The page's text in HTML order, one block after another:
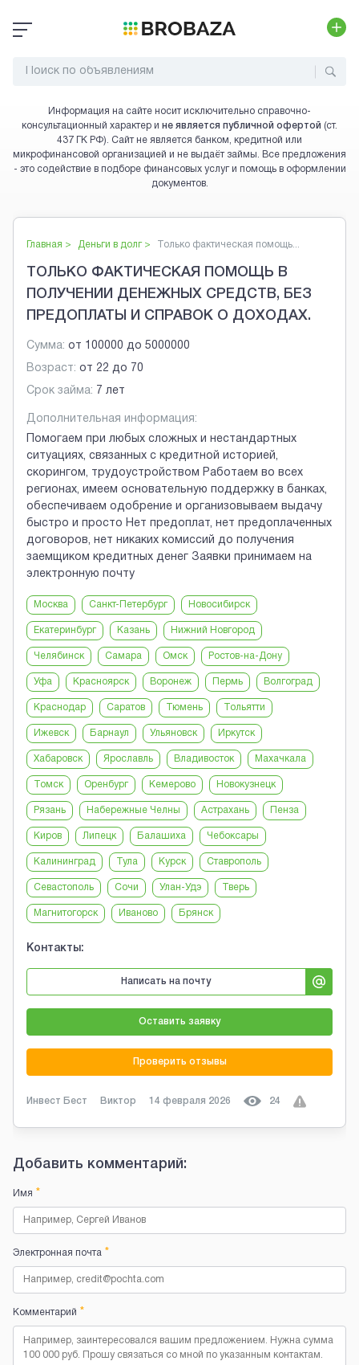
Информация на сайте носит исключительно справочно-
консультационный характер и не является публичной офертой (ст.
437 ГК РФ). Сайт не является банком, кредитной или
микрофинансовой организацией и не выдаёт займы. Все предложения
- это содействие в подборе финансовых услуг и помощь в оформлении
документов.
Главная > Деньги в долг> Только фактическая помощь...
ТОЛЬКО ФАКТИЧЕСКАЯ ПОМОЩЬ В
ПОЛУЧЕНИИ ДЕНЕЖНЫХ СРЕДСТВ, БЕЗ
ПРЕДОПЛАТЫ И СПРАВОК О ДОХОДАХ.
Сумма: от 100000 до 5000000
Возраст: от 22 до 70
Срок займа: 7 лет
Дополнительная информация:
Помогаем при любых сложных и нестандартных
ситуациях, связанных с кредитной историей,
скорингом, трудоустройством Работаем во всех
регионах, имеем основательную поддержку в банках,
обеспечиваем одобрение и организовываем выдачу
быстро и просто Нет предоплат, нет предоплаченных
договоров, нет никаких комиссий до получения
заемщиком кредитных денег Заявки принимаем на
электронную почту
Москва Санкт-Петербург Новосибирск
Екатеринбург Казань Нижний Новгород
Челябинск Самара Омск Ростов-на-Дону
Уфа Красноярск Воронеж Пермь Волгоград
Краснодар Саратов Тюмень Тольятти
Ижевск Барнаул Ульяновск Иркутск
Хабаровск Ярославль Владивосток Махачкала
Томск Оренбург Кемерово Новокузнецк
Рязань Набережные Челны Астрахань Пенза
Киров Липецк Балашиха Чебоксары
Калининград Тула Курск Ставрополь
Севастополь Сочи Улан-Удэ Тверь
Магнитогорск Иваново Брянск
Контакты:
Написать на почту
Оставить заявку
Проверить отзывы
Инвест Бест Виктор 14 февраля 2026 24
Добавить комментарий:
Имя *
Электронная почта *
Комментарий *